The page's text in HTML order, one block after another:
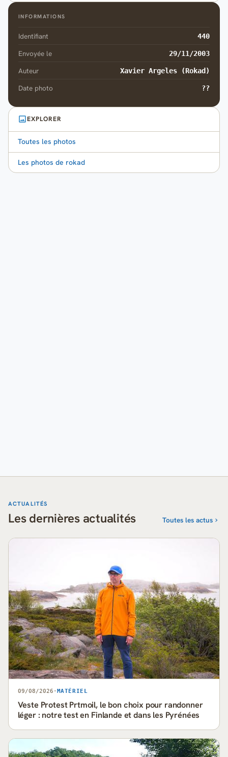
INFORMATIONS
Identifiant 440
Envoyée le 29/11/2003
Auteur Xavier Argeles (Rokad)
Date photo ??
EXPLORER
Toutes les photos
Les photos de rokad
ACTUALITÉS
Les dernières actualités Toutes les actus
09/08/2026 · MATÉRIEL
Veste Protest Prtmoil, le bon choix pour randonner
léger : notre test en Finlande et dans les Pyrénées